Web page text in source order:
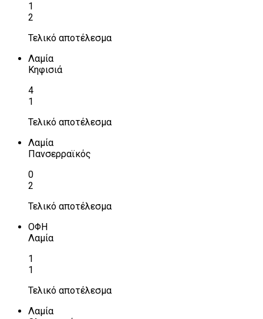
1
2
Τελικό αποτέλεσμα
Λαμία
Κηφισιά
4
1
Τελικό αποτέλεσμα
Λαμία
Πανσερραϊκός
0
2
Τελικό αποτέλεσμα
ΟΦΗ
Λαμία
1
1
Τελικό αποτέλεσμα
Λαμία